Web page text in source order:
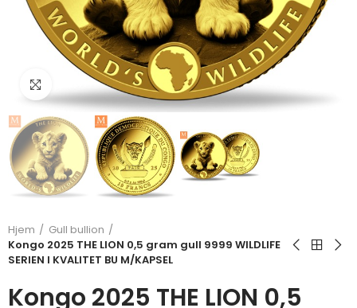
Klikk for å forstørre
Hjem
Gull bullion
Kongo 2025 THE LION 0,5 gram gull 9999 WILDLIFE
SERIEN I KVALITET BU M/KAPSEL
Kongo 2025 THE LION 0,5